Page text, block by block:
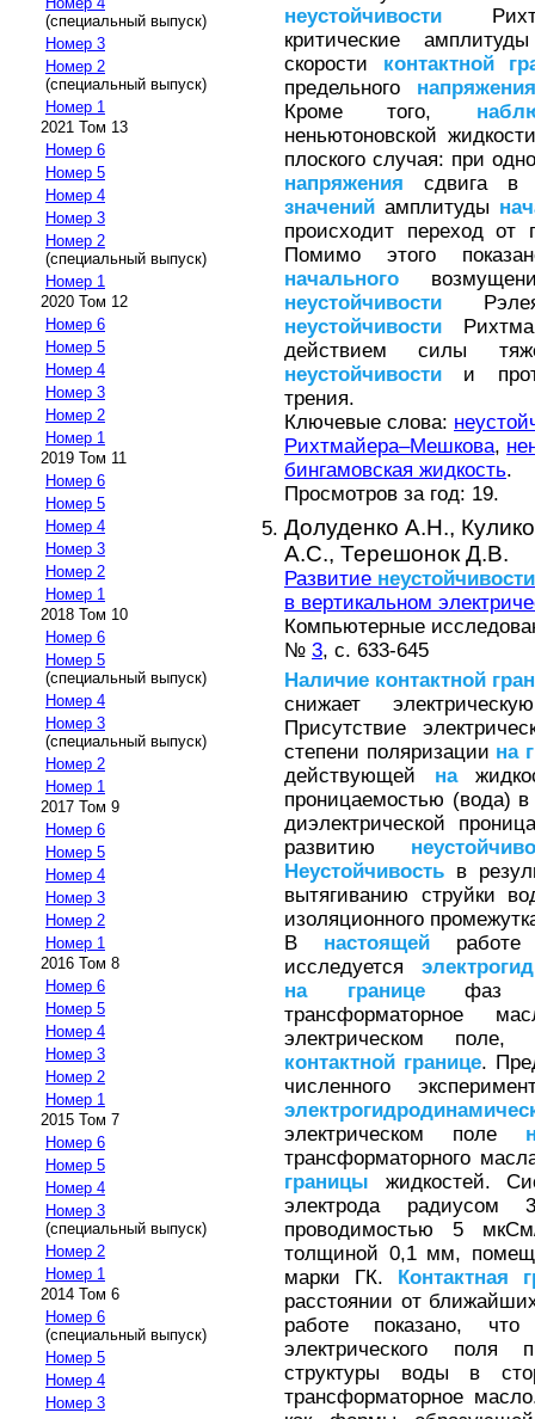
(специальный выпуск)
Номер 3
Номер 2
(специальный выпуск)
Номер 1
2021 Том 13
Номер 6
Номер 5
Номер 4
Номер 3
Номер 2
(специальный выпуск)
Номер 1
2020 Том 12
Номер 6
Номер 5
Номер 4
Номер 3
Номер 2
Номер 1
2019 Том 11
Номер 6
Номер 5
Номер 4
Номер 3
Номер 2
Номер 1
2018 Том 10
Номер 6
Номер 5
(специальный выпуск)
Номер 4
Номер 3
(специальный выпуск)
Номер 2
Номер 1
2017 Том 9
Номер 6
Номер 5
Номер 4
Номер 3
Номер 2
Номер 1
2016 Том 8
Номер 6
Номер 5
Номер 4
Номер 3
Номер 2
Номер 1
2015 Том 7
Номер 6
Номер 5
Номер 4
Номер 3
(специальный выпуск)
Номер 2
Номер 1
2014 Том 6
Номер 6
(специальный выпуск)
Номер 5
Номер 4
Номер 3
неустойчивости
критические
скорости контактной
предельного
Кроме того,
неньютоновской
плоского случая: при
напряжения сдвига в
значений амплитуды
происходит переход от
Помимо этого
начального
неустойчивости
неустойчивости
действием силы
неустойчивости и
трения.
Ключевые слова:
Рихтмайера–Мешкова,
бингамовская жидкость.
Просмотров за год: 19.
Долуденко А.Н.,
А.С., Терешонок Д.В.
Развитие неустойчивости
в вертикальном
Компьютерные
№ 3, с. 633-645
Наличие контактной
снижает
Присутствие
степени поляризации на
действующей на
проницаемостью (вода)
диэлектрической
развитию
Неустойчивость в
вытягиванию струйки
изоляционного
В настоящей работе
исследуется
на
границефаз
трансформаторное
электрическом
контактной границе.
численного
электрическом поле
трансформаторного
границы жидкостей.
электрода
проводимостью 5
толщиной 0,1 мм,
марки ГК. Контактная
расстоянии от
работе показано,
электрического поля
структуры воды в
трансформаторное